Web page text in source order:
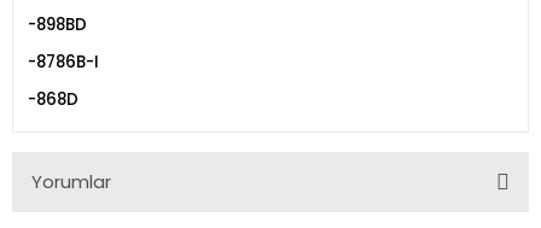
-898BD
-8786B-I
-868D
Yorumlar